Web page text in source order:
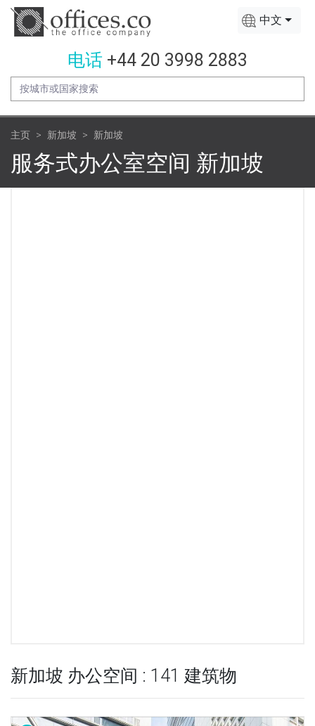
中文
电话 +44 20 3998 2883
主页 新加坡 新加坡
服务式办公室空间 新加坡
新加坡 办公空间 : 141 建筑物